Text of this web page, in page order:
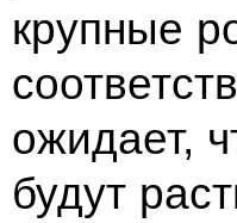
крупные
ожидает,
будут